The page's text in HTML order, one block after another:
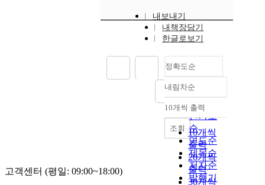
내보내기
내책장담기
한글로보기
정확도순
정확도
순
인기도
순
연도순
제목순
저자순
발행기
내림차순
내림차순
10개씩 출력
10개씩
출력
20개씩
출력
30개씩
조회
고객센터 (평일: 09:00~18:00)